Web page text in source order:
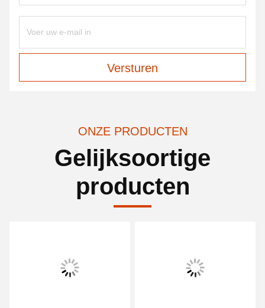
Versturen
ONZE PRODUCTEN
Gelijksoortige
producten